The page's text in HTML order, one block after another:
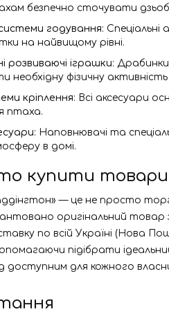
безпечно сточувати дзьоб
системи годування:
на найвищому рівні.
розвиваючі іграшки:
необхідну фізичну
кріплення: Всі аксесуари
птаха.
: Наповнювачі та
в домі.
купити товари
— це не просто
оригінальний товар
по всій Україні (Нова
підібрати
доступним для кожного